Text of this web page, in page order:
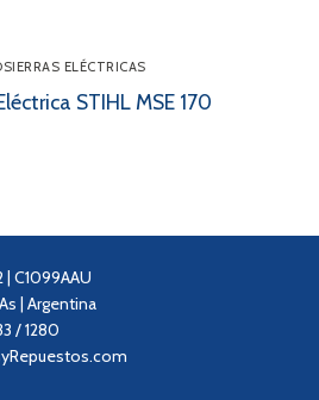
ELÉCTRICAS
STIHL MSE 170
C1099AAU
| Argentina
/ 1280